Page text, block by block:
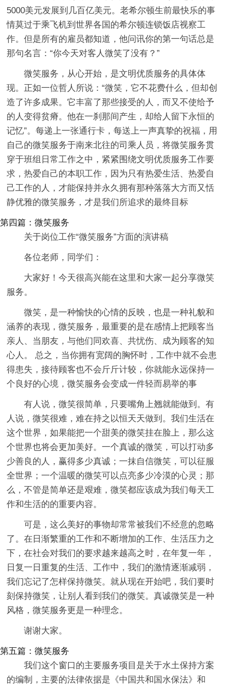
5000美元发展到几百亿美元。老希尔顿生前最快乐的事
情莫过于乘飞机到世界各国的希尔顿连锁饭店视察工
作。但是所有的雇员都知道，他问讯你的第一句话总是
那句名言：“你今天对客人微笑了没有？”
微笑服务，从心开始，是文明优质服务的具体体
现。正如一位哲人所说：“微笑，它不花费什么，但却创
造了许多成果。它丰富了那些接受的人，而又不使给予
的人变得贫瘠。他在一刹那间产生，却给人留下永恒的
记忆”。每递上一张通行卡，每送上一声真挚的祝福，用
自己的微笑服务于南来北往的司乘人员，将微笑服务贯
穿于班组日常工作之中，紧紧围绕文明优质服务工作要
求，热爱自己的本职工作，因为只有热爱生活、热爱自
己工作的人，才能保持并永久拥有那种落落大方而又恬
静优雅的微笑服务，才是我们所追求的最终目标
第四篇：微笑服务
关于岗位工作“微笑服务”方面的演讲稿
各位老师，同学们：
大家好！今天很高兴能在这里和大家一起分享微笑
服务。
微笑，是一种愉快的心情的反映，也是一种礼貌和
涵养的表现，微笑服务，最重要的是在感情上把顾客当
亲人、当朋友，与他们同欢喜、共忧伤、成为顾客的知
心人。 总之，当你拥有宽阔的胸怀时，工作中就不会患
得患失，接待顾客也不会斤斤计较，你就能永远保持一
个良好的心境，微笑服务会变成一件轻而易举的事
有人说，微笑很简单，只要嘴角上翘就能做到。有
人说，微笑很难，难在持之以恒天天做到。我们生活在
这个世界，如果能把一个甜美的微笑挂在脸上，那么这
个世界也将会更加美好。一个真诚的微笑，可以打动多
少善良的人，赢得多少真诚；一抹自信微笑，可以征服
全世界；一个温暖的微笑可以点亮多少冷漠的心灵；那
么，不管是简单还是艰难，微笑都应该成为我们每天工
作和生活的的重要内容。
可是，这么美好的事物却常常被我们不经意的忽略
了。在日渐繁重的工作和不断增加的工作、生活压力之
下，在社会对我们的要求越来越高之时，在年复一年，
日复一日重复的生活、工作中，我们的激情逐渐减弱，
我们忘记了怎样保持微笑。就从现在开始吧，我们要时
刻保持微笑，让别人看到我们的微笑。真诚微笑是一种
风格，微笑服务更是一种理念。
谢谢大家。
第五篇：微笑服务
我们这个窗口的主要服务项目是关于水土保持方案
的编制，主要的法律依据是《中国共和国水保法》和